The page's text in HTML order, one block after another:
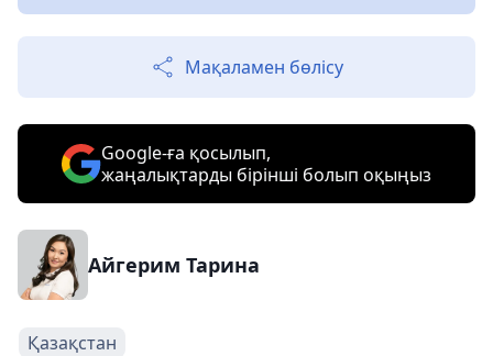
Мақаламен бөлісу
Google-ға қосылып,
жаңалықтарды бірінші болып оқыңыз
Айгерим Тарина
Қазақстан